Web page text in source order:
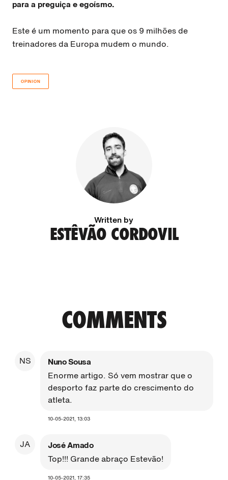
para a preguiça e egoísmo.
Este é um momento para que os 9 milhões de
treinadores da Europa mudem o mundo.
OPINION
Written by
ESTÊVÃO CORDOVIL
COMMENTS
JA
José Amado
Top!!! Grande abraço Estevão!
10-05-2021, 17:35
NS
Nuno Sousa
Enorme artigo. Só vem mostrar que o
desporto faz parte do crescimento do
atleta.
10-05-2021, 13:03